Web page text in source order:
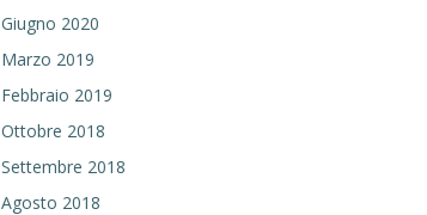
Giugno 2020
Marzo 2019
Febbraio 2019
Ottobre 2018
Settembre 2018
Agosto 2018